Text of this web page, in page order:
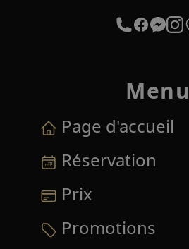
Menu
Page d'accueil
Réservation
Prix
Promotions